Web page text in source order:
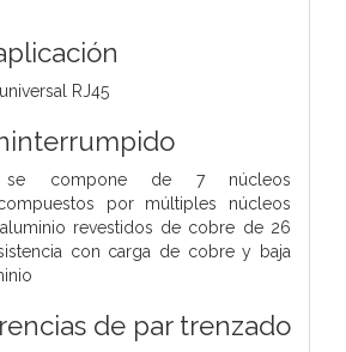
RJ45
se compone de 7 núcleos
por múltiples núcleos
revestidos de cobre de 26
con carga de cobre y baja
de par trenzado